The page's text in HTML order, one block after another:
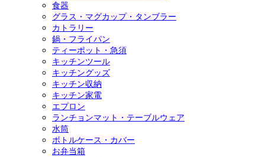
食器
グラス・マグカップ・タンブラー
カトラリー
鍋・フライパン
ティーポット・急須
キッチンツール
キッチングッズ
キッチン収納
キッチン家電
エプロン
ランチョンマット・テーブルウェア
水筒
ボトルケース・カバー
お弁当箱